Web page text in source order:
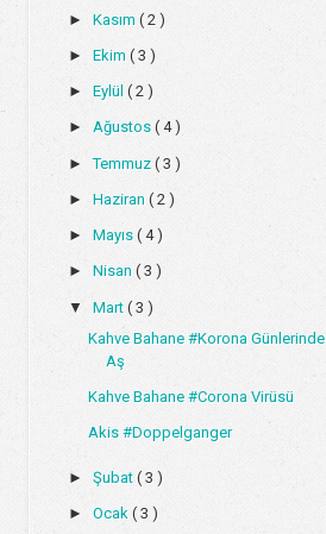
► Kasım ( 2 )
► Ekim ( 3 )
► Eylül ( 2 )
► Ağustos ( 4 )
►Temmuz ( 3 )
► Haziran ( 2 )
► Mayıs ( 4 )
► Nisan ( 3 )
▼ Mart ( 3 )
Kahve Bahane #Korona Günlerinde
Aş
Kahve Bahane #Corona Virüsü
Akis #Doppelganger
► Şubat ( 3 )
► Ocak ( 3 )